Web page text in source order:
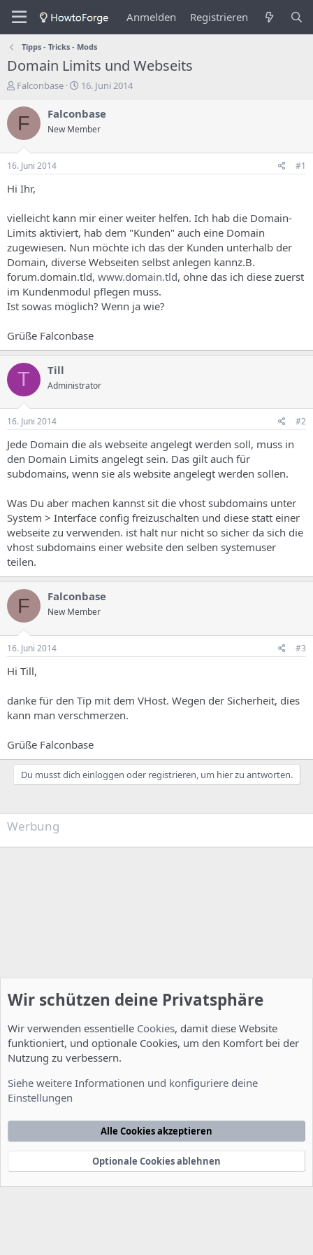
Anmelden Registrieren
Tipps - Tricks - Mods
Domain Limits und Webseits
E
s
e
e
r
s
T
h
e
m
s
Falconbase
E
s
e
d
a
t
u
m
16. Juni 2014
F Falconbase
New Member
16. Juni 2014 #1
Hi Ihr,
vielleicht kann mir einer weiter helfen. Ich hab die Domain-
Limits aktiviert, hab dem "Kunden" auch eine Domain
zugewiesen. Nun möchte ich das der Kunden unterhalb der
Domain, diverse Webseiten selbst anlegen kannz.B.
forum.domain.tld, www.domain.tld, ohne das ich diese zuerst
im Kundenmodul pflegen muss.
Ist sowas möglich? Wenn ja wie?
Grüße Falconbase
T Till
Administrator
16. Juni 2014 #2
Jede Domain die als webseite angelegt werden soll, muss in
den Domain Limits angelegt sein. Das gilt auch für
subdomains, wenn sie als website angelegt werden sollen.
Was Du aber machen kannst sit die vhost subdomains unter
System > Interface config freizuschalten und diese statt einer
webseite zu verwenden. ist halt nur nicht so sicher da sich die
vhost subdomains einer website den selben systemuser
teilen.
F Falconbase
New Member
16. Juni 2014 #3
Hi Till,
danke für den Tip mit dem VHost. Wegen der Sicherheit, dies
kann man verschmerzen.
Grüße Falconbase
Du musst dich einloggen oder registrieren, um hier zu antworten.
Werbung
Nutzungsbedingungen Datenschutzerklärung
Startseite
e
Community platform by XenForo® © 2010-2022 XenForo Ltd.
xenDach©2010-2014
Wir schützen deine Privatsphäre
Wir verwenden essentielle Cookies, damit diese Website
funktioniert, und optionale Cookies, um den Komfort bei der
Nutzung zu verbessern.
Siehe weitere Informationen und konfiguriere deine
Einstellungen
Alle Cookies akzeptieren
Optionale Cookies ablehnen